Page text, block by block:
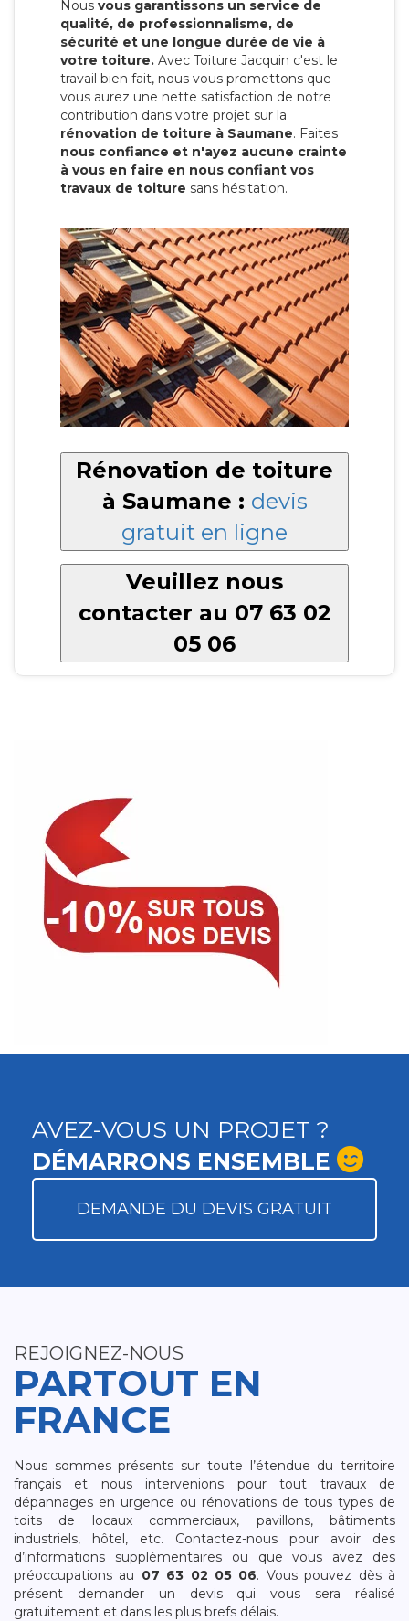
Nous vous garantissons un service de
qualité, de professionnalisme, de
sécurité et une longue durée de vie à
votre toiture. Avec Toiture Jacquin c'est le
travail bien fait, nous vous promettons que
vous aurez une nette satisfaction de notre
contribution dans votre projet sur la
rénovation de toiture à Saumane. Faites
nous confiance et n'ayez aucune crainte
à vous en faire en nous confiant vos
travaux de toiture sans hésitation.
Rénovation de toiture
à Saumane : devis
gratuit en ligne
Veuillez nous
contacter au 07 63 02
05 06
AVEZ-VOUS UN PROJET ?
DÉMARRONS ENSEMBLE
DEMANDE DU DEVIS GRATUIT
REJOIGNEZ-NOUS
PARTOUT EN
FRANCE
Nous sommes présents sur toute l’étendue du territoire
français et nous intervenions pour tout travaux de
dépannages en urgence ou rénovations de tous types de
toits de locaux commerciaux, pavillons, bâtiments
industriels, hôtel, etc. Contactez-nous pour avoir des
d’informations supplémentaires ou que vous avez des
préoccupations au 07 63 02 05 06. Vous pouvez dès à
présent demander un devis qui vous sera réalisé
gratuitement et dans les plus brefs délais.